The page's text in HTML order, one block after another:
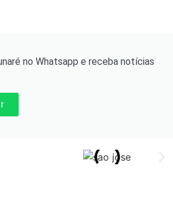
no Whatsapp e receba notícias